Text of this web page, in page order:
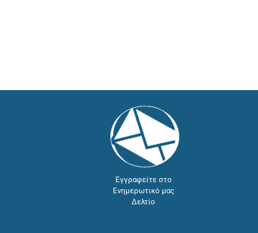
Εγγραφείτε στο
Ενημερωτικό μας
Δελτίο